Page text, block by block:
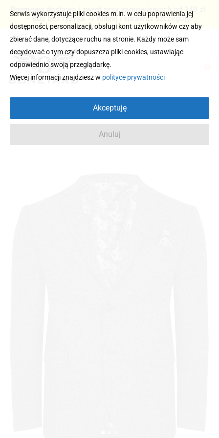
Darmowa dostawa i zwrot przy zamówieniach od 249 zł
– kup bez ryzyka → Kliknij i sprawdź szczegóły
Serwis wykorzystuje pliki cookies m.in. w celu poprawienia jej
dostępności, personalizacji, obsługi kont użytkowników czy aby
zbierać dane, dotyczące ruchu na stronie. Każdy może sam
decydować o tym czy dopuszcza pliki cookies, ustawiając
odpowiednio swoją przeglądarkę.
Więcej informacji znajdziesz w polityce prywatności
Akceptuję
Anuluj